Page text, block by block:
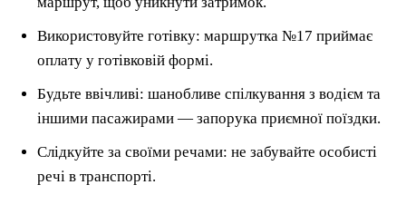
Використовуйте готівку: маршрутка №17 приймає
оплату у готівковій формі.
Будьте ввічливі: шанобливе спілкування з водієм та
іншими пасажирами — запорука приємної поїздки.
Слідкуйте за своїми речами: не забувайте особисті
речі в транспорті.